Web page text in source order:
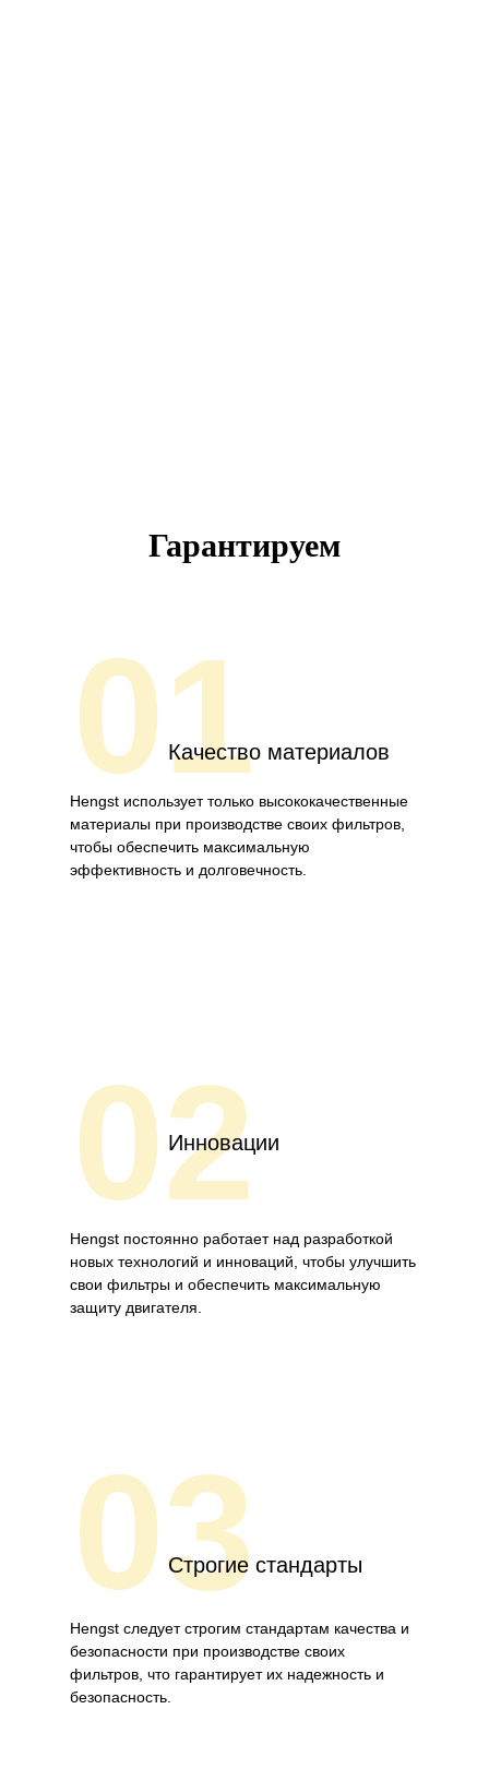
Гарантируем
01Качество материалов
Hengst использует только высококачественные
материалы при производстве своих фильтров,
чтобы обеспечить максимальную
эффективность и долговечность.
02
Инновации
Hengst постоянно работает над разработкой
новых технологий и инноваций, чтобы улучшить
свои фильтры и обеспечить максимальную
защиту двигателя.
03Строгие стандарты
Hengst следует строгим стандартам качества и
безопасности при производстве своих
фильтров, что гарантирует их надежность и
безопасность.